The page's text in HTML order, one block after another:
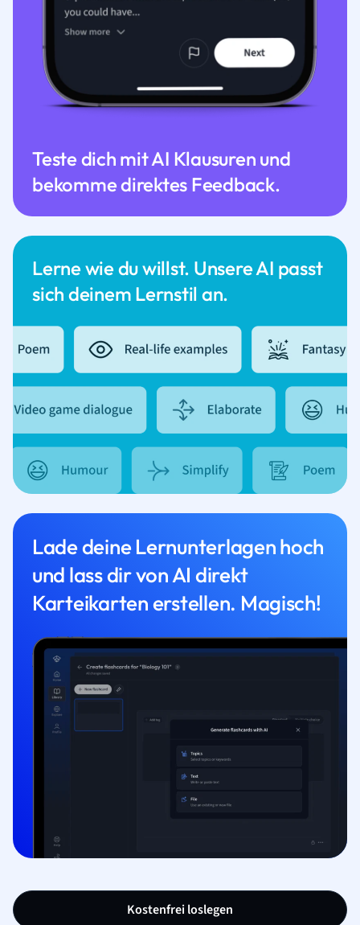
Lerne wie du willst. Unsere AI passt
sich deinem Lernstil an.
Teste dich mit AI Klausuren und
bekomme direktes Feedback.
Lade deine Lernunterlagen hoch
und lass dir von AI direkt
Karteikarten erstellen. Magisch!
Kostenfrei loslegen